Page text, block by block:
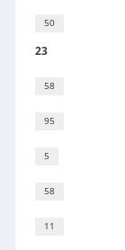
50
23
58
95
5
58
11